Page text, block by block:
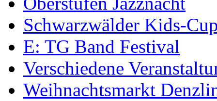
Schwarzwälder Kids-
E: TG Band Festival
Verschiedene
Weihnachtsmarkt